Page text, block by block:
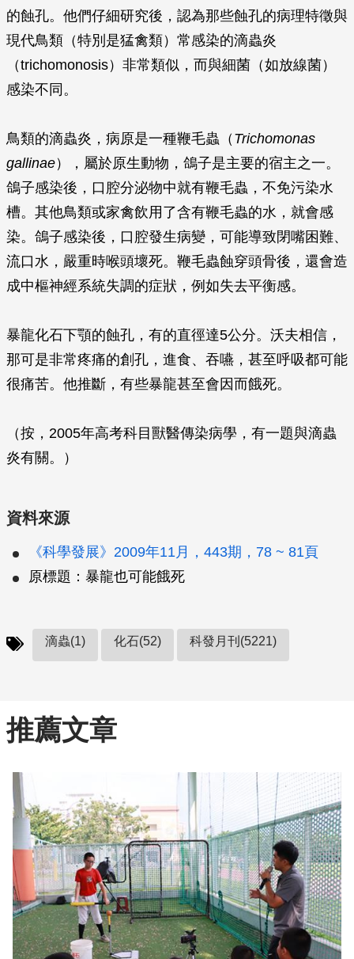
的蝕孔。他們仔細研究後，認為那些蝕孔的病理特徵與
現代鳥類（特別是猛禽類）常感染的滴蟲炎
（trichomonosis）非常類似，而與細菌（如放線菌）
感染不同。
鳥類的滴蟲炎，病原是一種鞭毛蟲（ Trichomonas
gallinae），屬於原生動物，鴿子是主要的宿主之一。
鴿子感染後，口腔分泌物中就有鞭毛蟲，不免污染水
槽。其他鳥類或家禽飲用了含有鞭毛蟲的水，就會感
染。鴿子感染後，口腔發生病變，可能導致閉嘴困難、
流口水，嚴重時喉頭壞死。鞭毛蟲蝕穿頭骨後，還會造
成中樞神經系統失調的症狀，例如失去平衡感。
暴龍化石下顎的蝕孔，有的直徑達5公分。沃夫相信，
那可是非常疼痛的創孔，進食、吞嚥，甚至呼吸都可能
很痛苦。他推斷，有些暴龍甚至會因而餓死。
（按，2005年高考科目獸醫傳染病學，有一題與滴蟲
炎有關。）
資料來源
《科學發展》2009年11月，443期，78 ~ 81頁
原標題：暴龍也可能餓死
滴蟲(1) 化石(52) 科發月刊(5221)
推薦文章